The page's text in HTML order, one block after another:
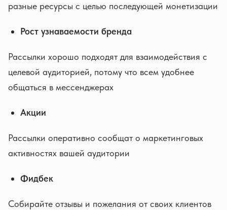
разные ресурсы с целью последующей монетизации
Рост узнаваемости бренда
Рассылки хорошо подходят для взаимодействия с
целевой аудиторией, потому что всем удобнее
общаться в мессенджерах
Акции
Рассылки оперативно сообщат о маркетинговых
активностях вашей аудитории
Фидбек
Собирайте отзывы и пожелания от своих клиентов